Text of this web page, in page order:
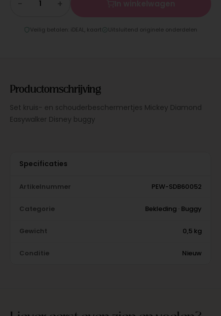
− +
Veilig betalen: iDEAL, kaart Uitsluitend originele onderdelen
Productomschrijving
Set kruis- en schouderbeschermertjes Mickey Diamond
Easywalker Disney buggy
Specificaties
Artikelnummer PEW-SDB60052
Categorie Bekleding · Buggy
Gewicht 0,5 kg
Conditie Nieuw